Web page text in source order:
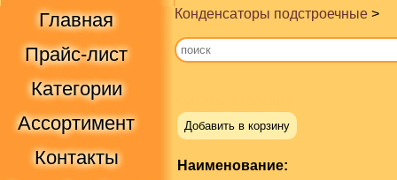
Главная
Прайс-лист
Категории
Ассортимент
Контакты
Конденсаторы подстроечные >
Добавить в корзину
Наименование: